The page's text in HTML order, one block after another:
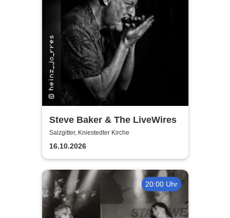
Steve Baker & The LiveWires
Salzgitter, Kniestedter Kirche
16.10.2026
20:00 Uhr